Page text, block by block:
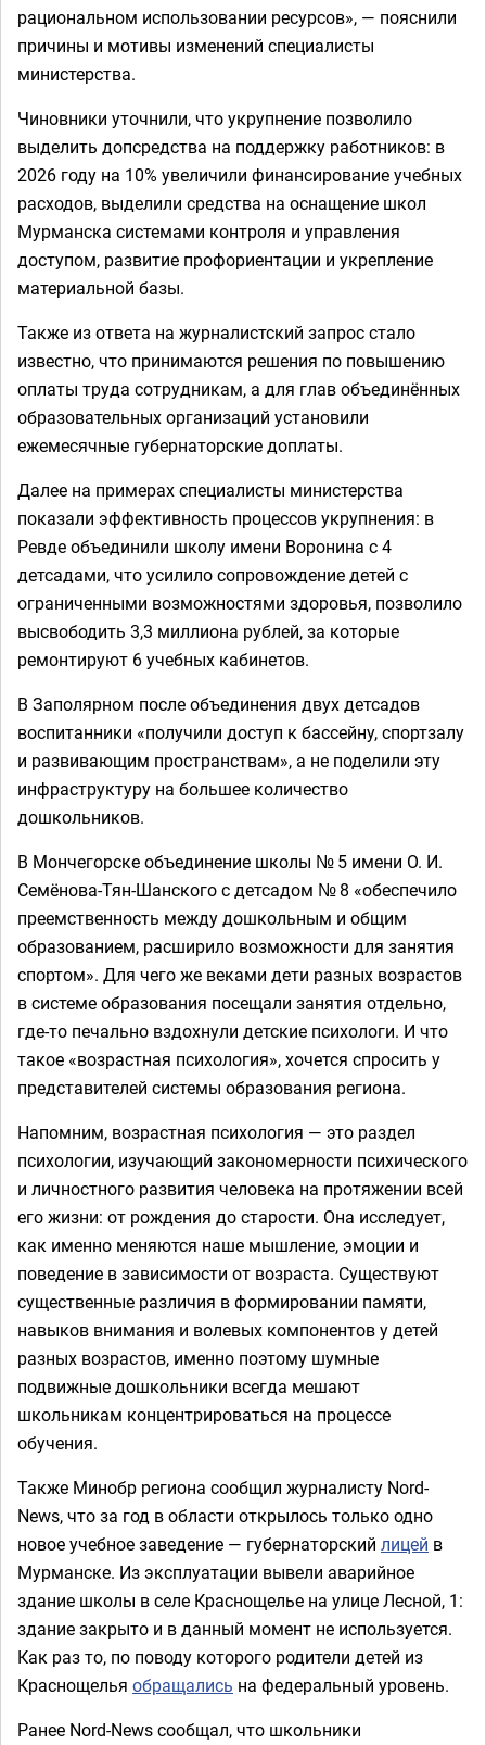
рациональном использовании ресурсов», — пояснили
причины и мотивы изменений специалисты
министерства.
Чиновники уточнили, что укрупнение позволило
выделить допсредства на поддержку работников: в
2026 году на 10% увеличили финансирование учебных
расходов, выделили средства на оснащение школ
Мурманска системами контроля и управления
доступом, развитие профориентации и укрепление
материальной базы.
Также из ответа на журналистский запрос стало
известно, что принимаются решения по повышению
оплаты труда сотрудникам, а для глав объединённых
образовательных организаций установили
ежемесячные губернаторские доплаты.
Далее на примерах специалисты министерства
показали эффективность процессов укрупнения: в
Ревде объединили школу имени Воронина с 4
детсадами, что усилило сопровождение детей с
ограниченными возможностями здоровья, позволило
высвободить 3,3 миллиона рублей, за которые
ремонтируют 6 учебных кабинетов.
В Заполярном после объединения двух детсадов
воспитанники «получили доступ к бассейну, спортзалу
и развивающим пространствам», а не поделили эту
инфраструктуру на большее количество
дошкольников.
В Мончегорске объединение школы № 5 имени О. И.
Семёнова-Тян-Шанского с детсадом № 8 «обеспечило
преемственность между дошкольным и общим
образованием, расширило возможности для занятия
спортом». Для чего же веками дети разных возрастов
в системе образования посещали занятия отдельно,
где-то печально вздохнули детские психологи. И что
такое «возрастная психология», хочется спросить у
представителей системы образования региона.
Напомним, возрастная психология — это раздел
психологии, изучающий закономерности психического
и личностного развития человека на протяжении всей
его жизни: от рождения до старости. Она исследует,
как именно меняются наше мышление, эмоции и
поведение в зависимости от возраста. Существуют
существенные различия в формировании памяти,
навыков внимания и волевых компонентов у детей
разных возрастов, именно поэтому шумные
подвижные дошкольники всегда мешают
школьникам концентрироваться на процессе
обучения.
Также Минобр региона сообщил журналисту Nord-
News, что за год в области открылось только одно
новое учебное заведение — губернаторский лицей в
Мурманске. Из эксплуатации вывели аварийное
здание школы в селе Краснощелье на улице Лесной, 1:
здание закрыто и в данный момент не используется.
Как раз то, по поводу которого родители детей из
Краснощелья обращались на федеральный уровень.
Ранее Nord-News сообщал, что школьники